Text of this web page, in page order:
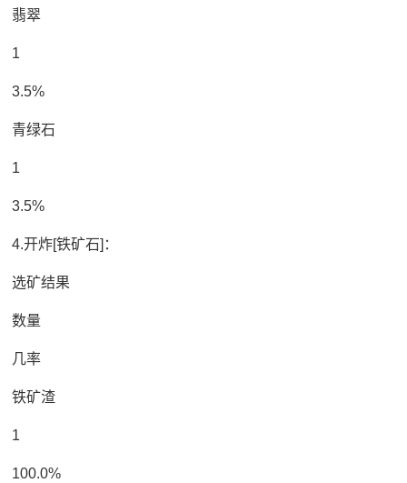
翡翠
1
3.5%
青绿石
1
3.5%
4.开炸[铁矿石]：
选矿结果
数量
几率
铁矿渣
1
100.0%